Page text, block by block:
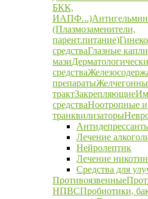
БКК,
ИАПФ...)
(Плазмозаменители,
парент.питание)
средстваГлазные капли
мази
средства
препараты
трактЗакрепляющие
средстваНоотропные и
транквилизаторы
Лечение
Нейролептик
Лечение
Средства для
Противоязвенные
НПВСПробиотики,